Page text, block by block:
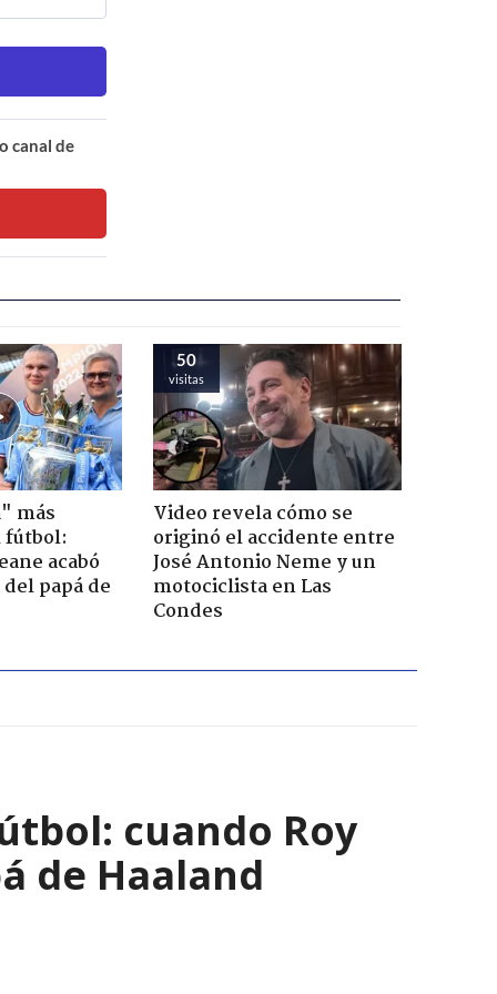
canal de
más
fútbol:
acabó
papá de
50
visitas
Video revela cómo se
originó el accidente entre
José Antonio Neme y un
motociclista en Las
Condes
cuando Roy
de Haaland